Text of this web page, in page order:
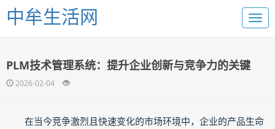
中牟生活网
PLM技术管理系统：提升企业创新与竞争力的关键
2026-02-04
在当今竞争激烈且快速变化的市场环境中，企业的产品生命